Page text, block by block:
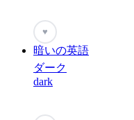
♥
暗いの英語
ダーク
dark